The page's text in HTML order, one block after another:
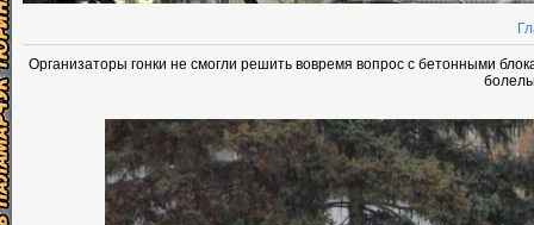
Организаторы гонки не смогли решить вовремя вопрос с бетонными